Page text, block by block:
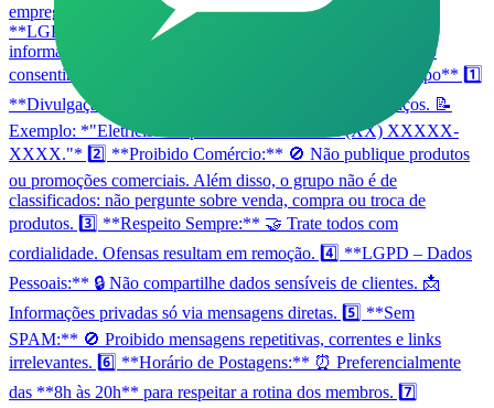
emprego** — foco exclusivo em serviços. 🔐 Respeitamos a
**LGPD (Lei Geral de Proteção de Dados)**. Trocas de
informações pessoais devem ser feitas em **privado** com o
consentimento de ambas as partes. --- ### **Regras do Grupo** 1️⃣
**Divulgação Permitida:** 🛠️ Apenas anúncios de serviços. 📝
Exemplo: *"Eletricista disponível 24h. Contato: (XX) XXXXX-
XXXX."* 2️⃣ **Proibido Comércio:** 🚫 Não publique produtos
ou promoções comerciais. Além disso, o grupo não é de
classificados: não pergunte sobre venda, compra ou troca de
produtos. 3️⃣ **Respeito Sempre:** 🤝 Trate todos com
cordialidade. Ofensas resultam em remoção. 4️⃣ **LGPD – Dados
Pessoais:** 🔒 Não compartilhe dados sensíveis de clientes. 📩
Informações privadas só via mensagens diretas. 5️⃣ **Sem
SPAM:** 🚫 Proibido mensagens repetitivas, correntes e links
irrelevantes. 6️⃣ **Horário de Postagens:** ⏰ Preferencialmente
das **8h às 20h** para respeitar a rotina dos membros. 7️⃣